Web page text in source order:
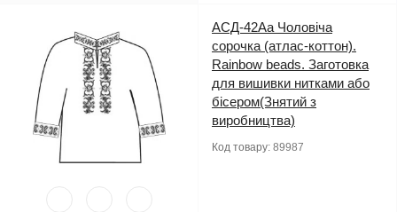
АСД-42Аа Чоловіча
сорочка (атлас-коттон).
Rainbow beads. Заготовка
для вишивки нитками або
бісером(Знятий з
виробництва)
Код товару: 89987